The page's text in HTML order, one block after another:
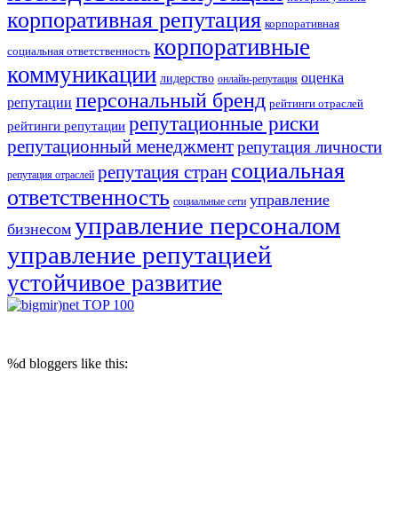
корпоративная репутация корпоративная
социальная ответственность корпоративные
коммуникации лидерство онлайн-репутация оценка
репутации персональный бренд рейтинги отраслей
рейтинги репутации репутационные риски
репутационный менеджментрепутация личности
репутация отраслей репутация стран социальная
ответственность социальные сети управление
бизнесом управление персоналом
управление репутацией
устойчивое развитие
%d bloggers like this: